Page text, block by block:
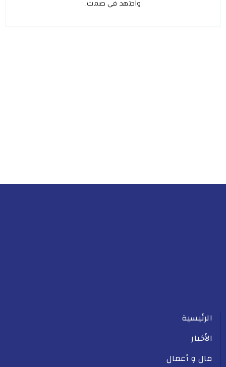
واجتهد في صمت.
الرئيسية
الأخبار
مال و أعمال